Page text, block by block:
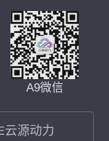
A9微信
云源动力